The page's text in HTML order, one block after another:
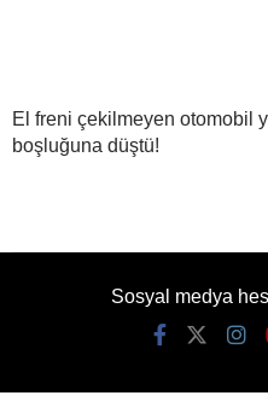
El freni çekilmeyen otomobil
boşluğuna düştü!
Sosyal medya